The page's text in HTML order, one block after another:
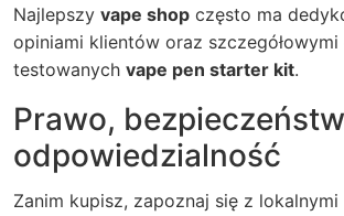
Najlepszy vape shop często ma
opiniami klientów oraz szczegółowymi
testowanych vape pen starter kit.
Prawo,
odpowiedzialność
Zanim kupisz, zapoznaj się z lokalnymi